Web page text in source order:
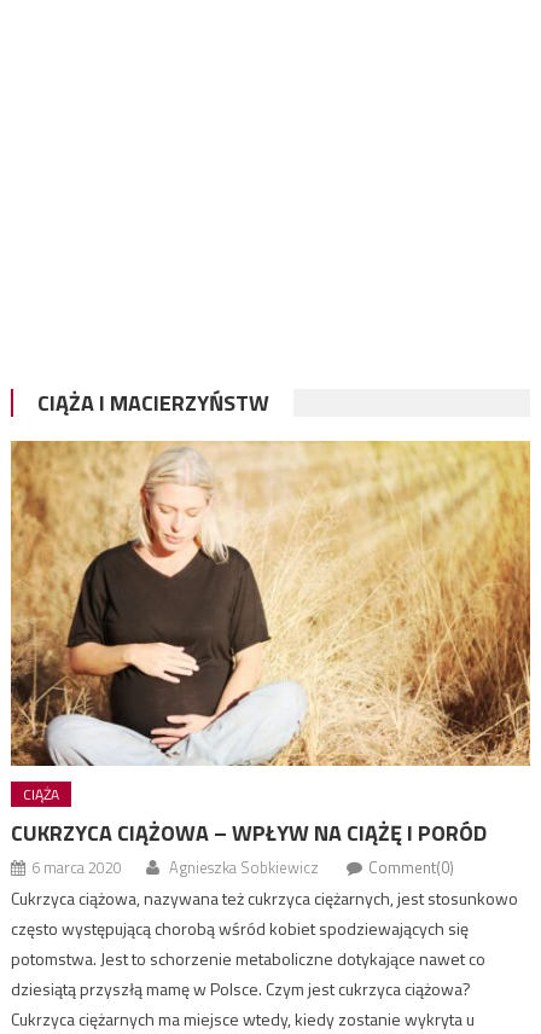
CIĄŻA I MACIERZYŃSTW
CIĄŻA
CUKRZYCA CIĄŻOWA – WPŁYW NA CIĄŻĘ I PORÓD
6 marca 2020 Agnieszka Sobkiewicz Comment(0)
Cukrzyca ciążowa, nazywana też cukrzyca ciężarnych, jest stosunkowo
często występującą chorobą wśród kobiet spodziewających się
potomstwa. Jest to schorzenie metaboliczne dotykające nawet co
dziesiątą przyszłą mamę w Polsce. Czym jest cukrzyca ciążowa?
Cukrzyca ciężarnych ma miejsce wtedy, kiedy zostanie wykryta u